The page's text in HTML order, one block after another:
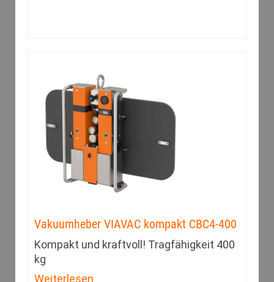
Vakuumheber VIAVAC kompakt CBC4-400
Kompakt und kraftvoll! Tragfähigkeit 400
kg
Weiterlesen